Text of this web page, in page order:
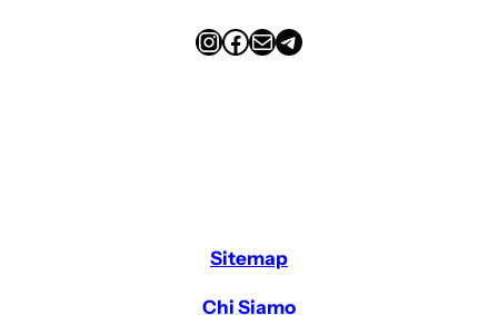
InstagramFacebook Email Telegram
Sitemap
Chi Siamo